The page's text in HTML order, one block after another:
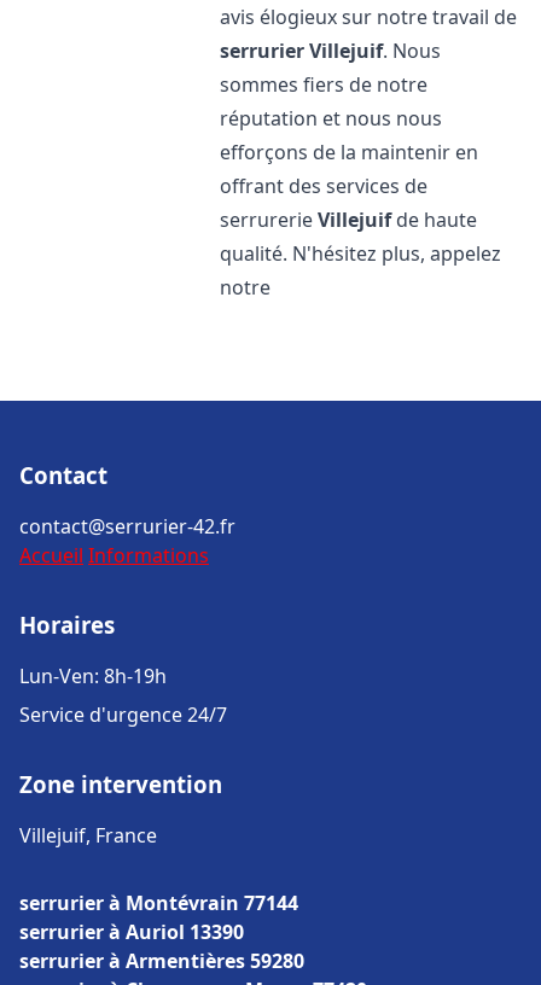
avis élogieux sur notre travail de
serrurierVillejuif. Nous
sommes fiers de notre
réputation et nous nous
efforçons de la maintenir en
offrant des services de
serrurerieVillejuifde haute
qualité. N'hésitez plus, appelez
notre
Contact
contact@serrurier-42.fr
Accueil Informations
Horaires
Lun-Ven: 8h-19h
Service d'urgence 24/7
Zone intervention
Villejuif, France
serrurier à Montévrain 77144
serrurier à Auriol 13390
serrurier à Armentières 59280